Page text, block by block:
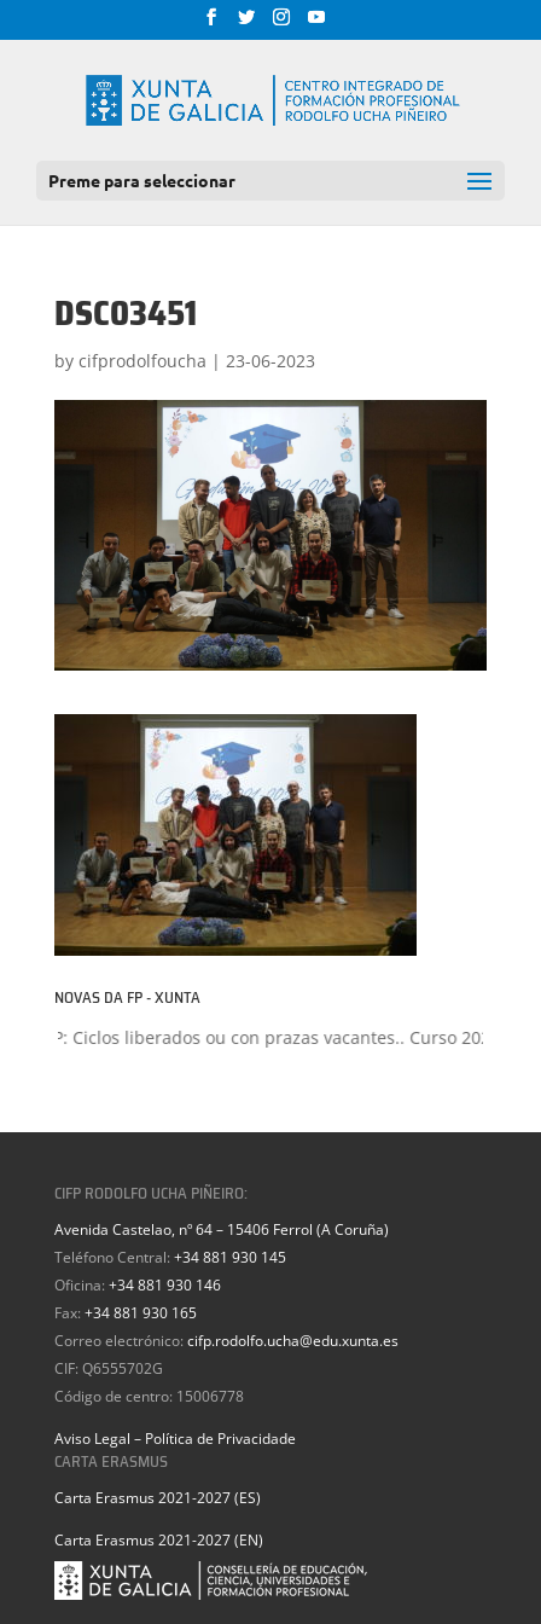
Preme para seleccionar
DSC03451
by cifprodolfoucha | 23-06-2023
NOVAS DA FP - XUNTA
FP: Ciclos liberados ou con prazas vacantes.. Curso 2026-2027
CIFP RODOLFO UCHA PIÑEIRO:
Avenida Castelao, nº 64 – 15406 Ferrol (A Coruña)
Teléfono Central: +34 881 930 145
Oficina: +34 881 930 146
Fax: +34 881 930 165
Correo electrónico: cifp.rodolfo.ucha@edu.xunta.es
CIF: Q6555702G
Código de centro: 15006778
Aviso Legal – Política de Privacidade
CARTA ERASMUS
Carta Erasmus 2021-2027 (ES)
Carta Erasmus 2021-2027 (EN)